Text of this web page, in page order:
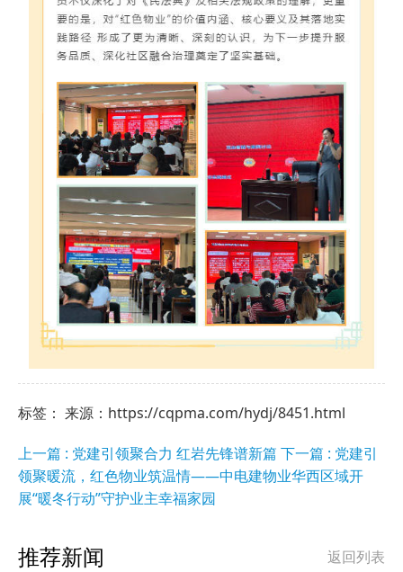
标签： 来源：https://cqpma.com/hydj/8451.html
上一篇 : 党建引领聚合力 红岩先锋谱新篇 下一篇 : 党建引
领聚暖流，红色物业筑温情——中电建物业华西区域开
展“暖冬行动”守护业主幸福家园
返回列表
推荐新闻